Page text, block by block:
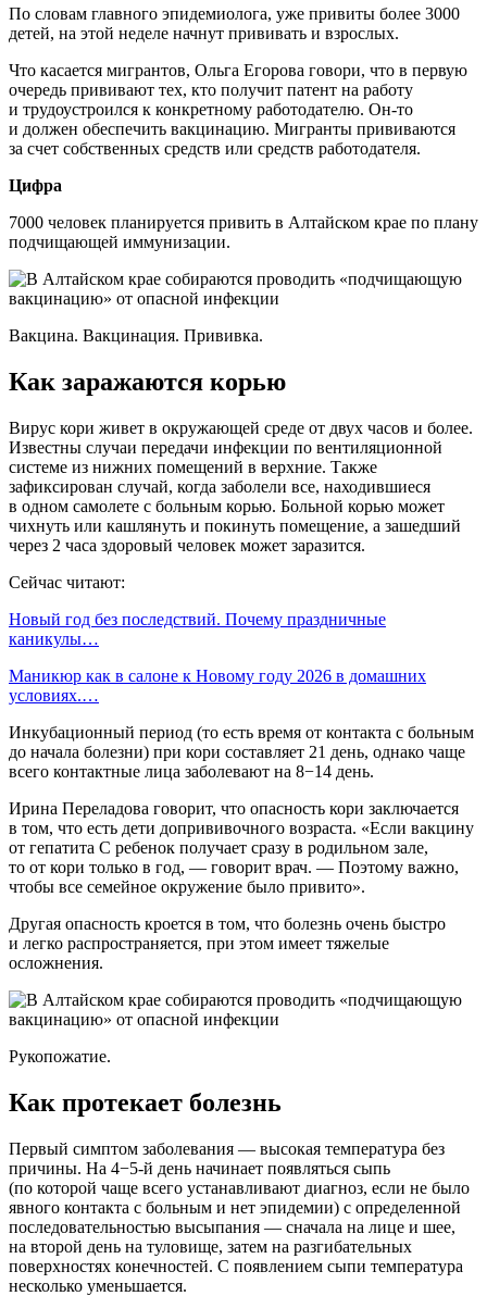
По словам главного эпидемиолога, уже привиты более 3000
детей, на этой неделе начнут прививать и взрослых.
Что касается мигрантов, Ольга Егорова говори, что в первую
очередь прививают тех, кто получит патент на работу
и трудоустроился к конкретному работодателю. Он-то
и должен обеспечить вакцинацию. Мигранты прививаются
за счет собственных средств или средств работодателя.
Цифра
7000 человек планируется привить в Алтайском крае по плану
подчищающей иммунизации.
Вакцина. Вакцинация. Прививка.
Как заражаются корью
Вирус кори живет в окружающей среде от двух часов и более.
Известны случаи передачи инфекции по вентиляционной
системе из нижних помещений в верхние. Также
зафиксирован случай, когда заболели все, находившиеся
в одном самолете с больным корью. Больной корью может
чихнуть или кашлянуть и покинуть помещение, а зашедший
через 2 часа здоровый человек может заразится.
Сейчас читают:
Новый год без последствий. Почему праздничные
каникулы…
Маникюр как в салоне к Новому году 2026 в домашних
условиях.…
Инкубационный период (то есть время от контакта с больным
до начала болезни) при кори составляет 21 день, однако чаще
всего контактные лица заболевают на 8−14 день.
Ирина Переладова говорит, что опасность кори заключается
в том, что есть дети допрививочного возраста. «Если вакцину
от гепатита С ребенок получает сразу в родильном зале,
то от кори только в год, — говорит врач. — Поэтому важно,
чтобы все семейное окружение было привито».
Другая опасность кроется в том, что болезнь очень быстро
и легко распространяется, при этом имеет тяжелые
осложнения.
Рукопожатие.
Как протекает болезнь
Первый симптом заболевания — высокая температура без
причины. На 4−5-й день начинает появляться сыпь
(по которой чаще всего устанавливают диагноз, если не было
явного контакта с больным и нет эпидемии) с определенной
последовательностью высыпания — сначала на лице и шее,
на второй день на туловище, затем на разгибательных
поверхностях конечностей. С появлением сыпи температура
несколько уменьшается.